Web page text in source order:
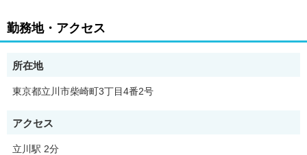
勤務地・アクセス
所在地
東京都立川市柴崎町3丁目4番2号
アクセス
立川駅 2分